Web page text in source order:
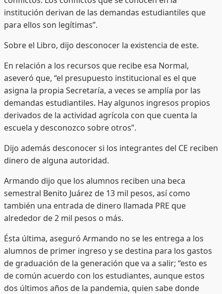
institución derivan de las demandas estudiantiles que
para ellos son legítimas”.
Sobre el Libro, dijo desconocer la existencia de este.
En relación a los recursos que recibe esa Normal,
aseveró que, “el presupuesto institucional es el que
asigna la propia Secretaría, a veces se amplía por las
demandas estudiantiles. Hay algunos ingresos propios
derivados de la actividad agrícola con que cuenta la
escuela y desconozco sobre otros”.
Dijo además desconocer si los integrantes del CE reciben
dinero de alguna autoridad.
Armando dijo que los alumnos reciben una beca
semestral Benito Juárez de 13 mil pesos, así como
también una entrada de dinero llamada PRE que
alrededor de 2 mil pesos o más.
Ésta última, aseguró Armando no se les entrega a los
alumnos de primer ingreso y se destina para los gastos
de graduación de la generación que va a salir; “esto es
de común acuerdo con los estudiantes, aunque estos
dos últimos años de la pandemia, quien sabe donde